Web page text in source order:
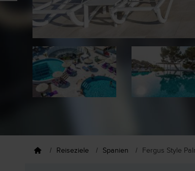
Reiseziele Spanien Fergus Style